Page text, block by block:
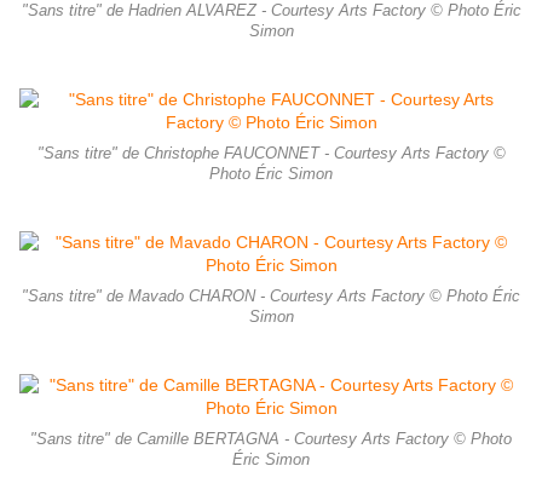
"Sans titre" de Hadrien ALVAREZ - Courtesy Arts Factory © Photo Éric
Simon
"Sans titre" de Christophe FAUCONNET - Courtesy Arts Factory ©
Photo Éric Simon
"Sans titre" de Mavado CHARON - Courtesy Arts Factory © Photo Éric
Simon
"Sans titre" de Camille BERTAGNA - Courtesy Arts Factory © Photo
Éric Simon